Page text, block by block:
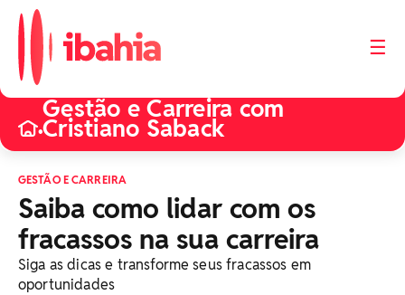
☰
•
Gestão e Carreira com
Cristiano Saback
GESTÃO E CARREIRA
Saiba como lidar com os
fracassos na sua carreira
Siga as dicas e transforme seus fracassos em
oportunidades